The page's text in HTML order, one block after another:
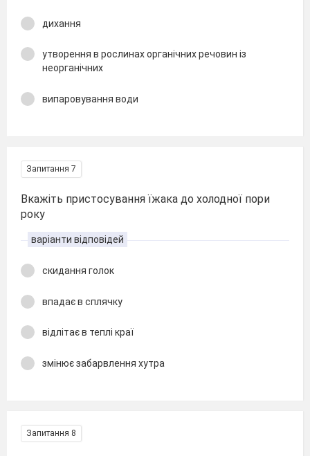
дихання
утворення в рослинах органічних речовин із
неорганічних
випаровування води
Запитання 7
Вкажіть пристосування їжака до холодної пори
року
варіанти відповідей
скидання голок
впадає в сплячку
відлітає в теплі краї
змінює забарвлення хутра
Запитання 8